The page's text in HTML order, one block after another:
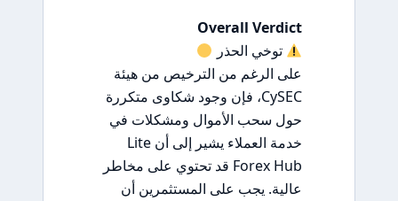
Overall Verdict
توخي الحذر
على الرغم من الترخيص من هيئة
CySEC، فإن وجود شكاوى متكررة
حول سحب الأموال ومشكلات في
خدمة العملاء يشير إلى أن Lite
Forex Hub قد تحتوي على مخاطر
عالية. يجب على المستثمرين أن